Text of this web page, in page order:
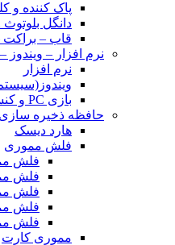
پاک کننده و
دانگل بلوتوث USB – AUX
قاب –
نرم افزار – ویندوز
نرم افزار
بازی PC و کنسول
حافظه ذخیره سازی
هارد دیسک
فلش مموری
فلش
فلش
فلش
فلش
فلش
مموری کارت